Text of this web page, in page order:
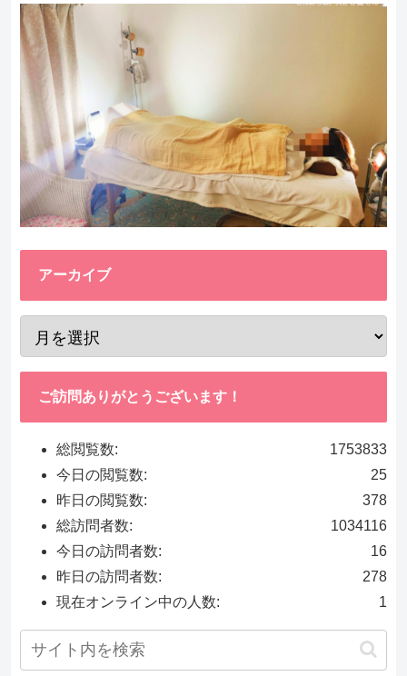
アーカイブ
ご訪問ありがとうございます！
1753833
総閲覧数:
25
今日の閲覧数:
378
昨日の閲覧数:
1034116
総訪問者数:
16
今日の訪問者数:
278
昨日の訪問者数:
1
現在オンライン中の人数: